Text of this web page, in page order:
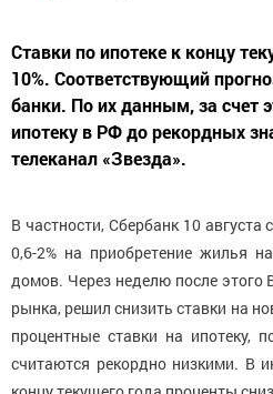
Ставки по ипотеке к концу
10%. Соответствующий
банки. По их данным, за счет
ипотеку в РФ до рекордных
телеканал «Звезда».
В частности, Сбербанк 10 августа
0,6-2% на приобретение жилья
домов. Через неделю после этого
рынка, решил снизить ставки на
процентные ставки на ипотеку,
считаются рекордно низкими. В